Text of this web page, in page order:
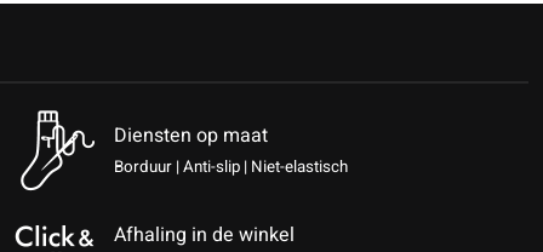
Diensten op maat
Borduur | Anti-slip | Niet-elastisch
Afhaling in de winkel